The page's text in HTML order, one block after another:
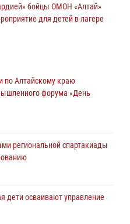
бойцы ОМОН «Алтай»
для детей в лагере
с юными пограничниками
краю провело для детей
по Алтайскому краю
форума «День
региональной спартакиады
дети осваивают управление